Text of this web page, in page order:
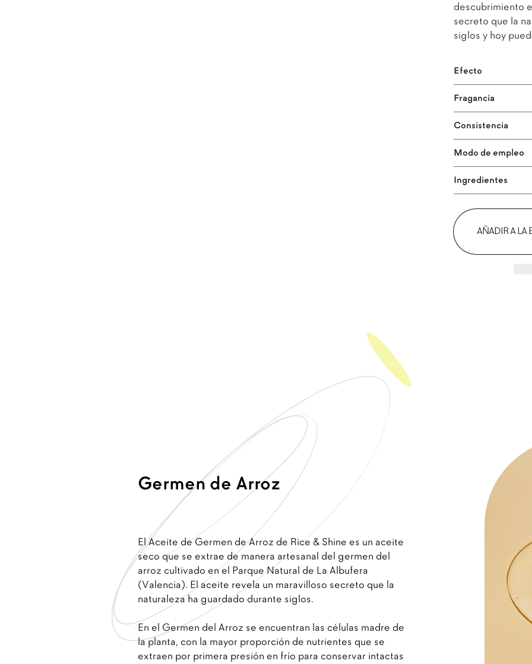
descubrimiento
secreto que la
siglos y hoy
Efecto
Fragancia
Consistencia
Modo de empleo
Ingredientes
AÑADIR A LA
Germen de Arroz
El Aceite de Germen de Arroz de Rice & Shine es un aceite
seco que se extrae de manera artesanal del germen del
arroz cultivado en el Parque Natural de La Albufera
(Valencia). El aceite revela un maravilloso secreto que la
naturaleza ha guardado durante siglos.
En el Germen del Arroz se encuentran las células madre de
la planta, con la mayor proporción de nutrientes que se
extraen por primera presión en frío para conservar intactas